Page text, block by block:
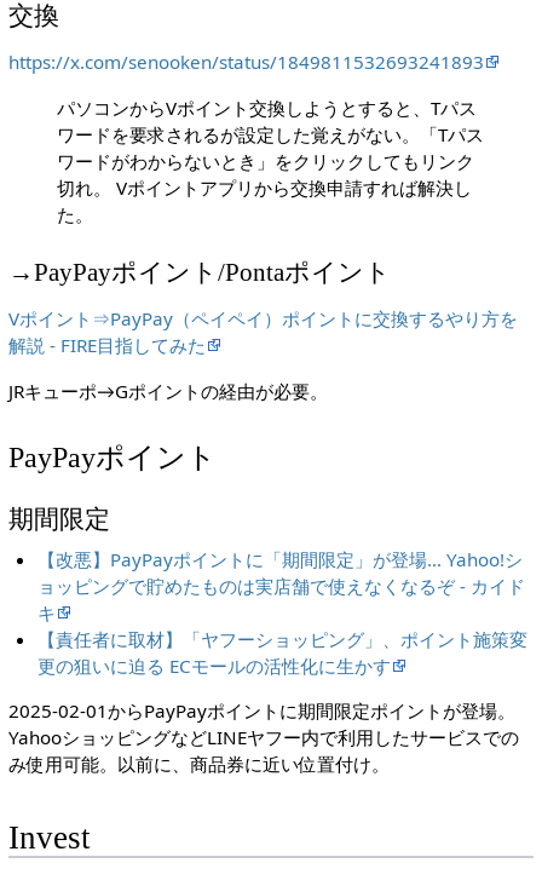
交換
https://x.com/senooken/status/1849811532693241893
パソコンからVポイント交換しようとすると、Tパス
ワードを要求されるが設定した覚えがない。「Tパス
ワードがわからないとき」をクリックしてもリンク
切れ。 Vポイントアプリから交換申請すれば解決し
た。
→PayPayポイント/Pontaポイント
Vポイント⇒PayPay（ペイペイ）ポイントに交換するやり方を
解説 - FIRE目指してみた
JRキューポ→Gポイントの経由が必要。
PayPayポイント
期間限定
【改悪】PayPayポイントに「期間限定」が登場… Yahoo!シ
ョッピングで貯めたものは実店舗で使えなくなるぞ - カイド
キ
【責任者に取材】「ヤフーショッピング」、ポイント施策変
更の狙いに迫る ECモールの活性化に生かす
2025-02-01からPayPayポイントに期間限定ポイントが登場。
YahooショッピングなどLINEヤフー内で利用したサービスでの
み使用可能。以前に、商品券に近い位置付け。
Invest